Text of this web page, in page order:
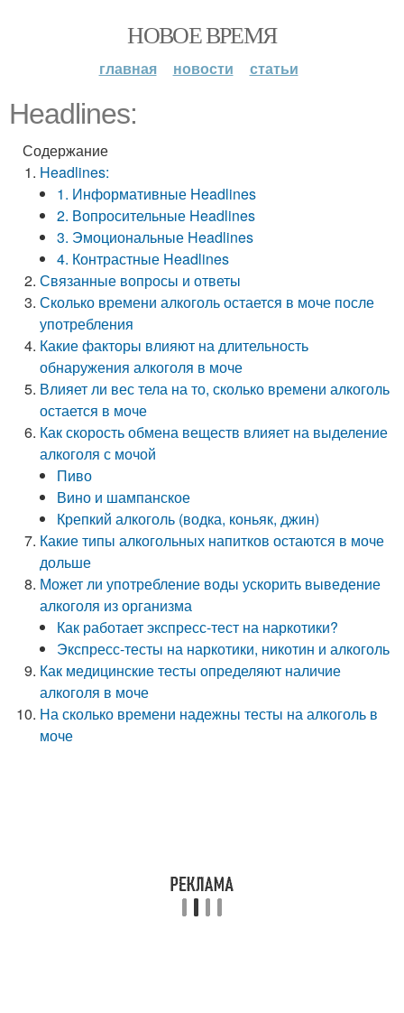
НОВОЕ ВРЕМЯ
главная новости статьи
Headlines:
Содержание
Headlines:
1. Информативные Headlines
2. Вопросительные Headlines
3. Эмоциональные Headlines
4. Контрастные Headlines
Связанные вопросы и ответы
Сколько времени алкоголь остается в моче после
употребления
Какие факторы влияют на длительность
обнаружения алкоголя в моче
Влияет ли вес тела на то, сколько времени алкоголь
остается в моче
Как скорость обмена веществ влияет на выделение
алкоголя с мочой
Пиво
Вино и шампанское
Крепкий алкоголь (водка, коньяк, джин)
Какие типы алкогольных напитков остаются в моче
дольше
Может ли употребление воды ускорить выведение
алкоголя из организма
Как работает экспресс-тест на наркотики?
Экспресс-тесты на наркотики, никотин и алкоголь
Как медицинские тесты определяют наличие
алкоголя в моче
На сколько времени надежны тесты на алкоголь в
моче